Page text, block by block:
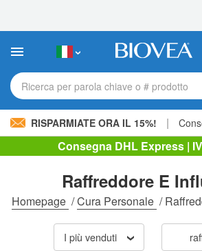
sito
include
sistemaRicerca per parola chiave o # prodotto
RISPARMIATE ORA IL 15%! |
Consegna DHL Express |
Raffreddore E
Homepage /Cura Personale /
I più venduti